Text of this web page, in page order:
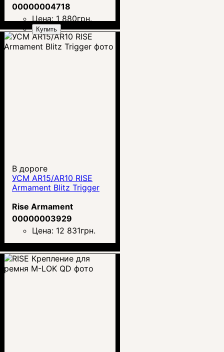
00000004718
Цена: 1 880грн.
Купить
В дороге
УСМ AR15/AR10 RISE
Armament Blitz Trigger
Rise Armament
00000003929
Цена: 12 831грн.